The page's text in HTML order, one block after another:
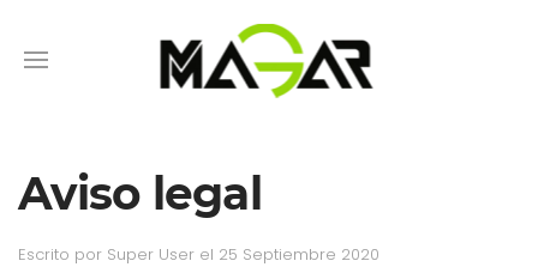
Aviso legal
Escrito por Super User el 25 Septiembre 2020